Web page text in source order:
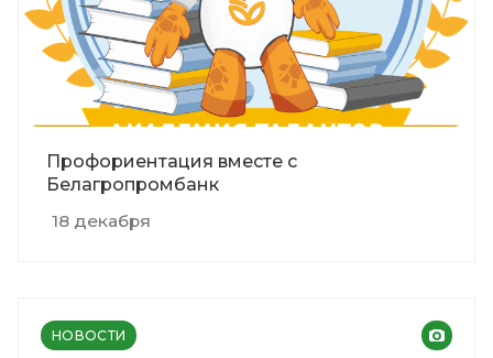
18 декабря
Профориентация вместе с
Белагропромбанк
НОВОСТИ